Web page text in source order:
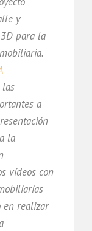
y
para la
las
a
la
vídeos con
en realizar